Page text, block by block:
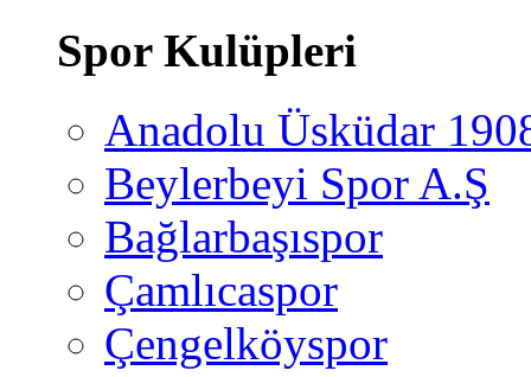
Spor Kulüpleri
Anadolu Üsküdar
Beylerbeyi Spor A.Ş
Bağlarbaşıspor
Çamlıcaspor
Çengelköyspor